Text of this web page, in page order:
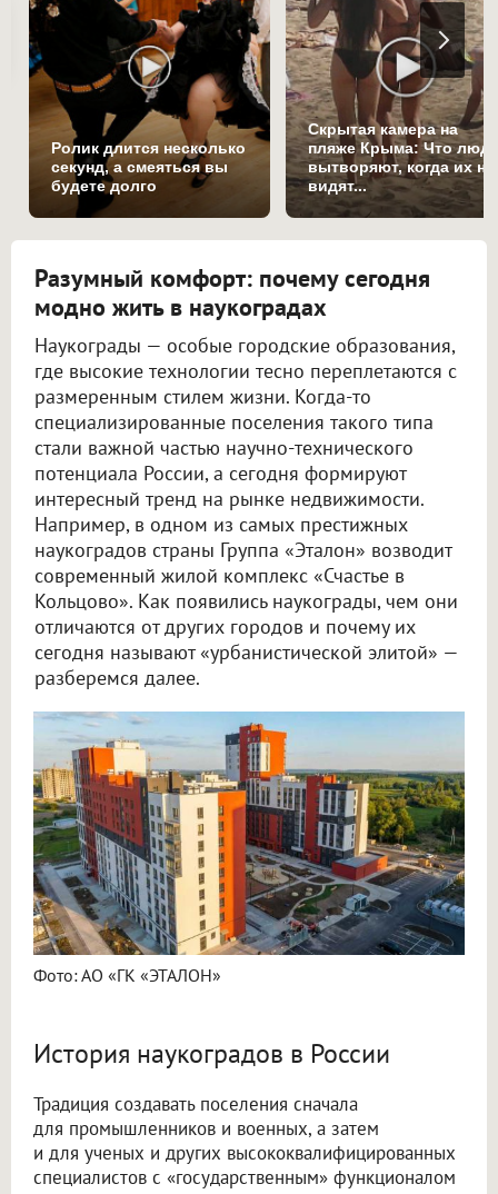
Ролик длится несколько
секунд, а смеяться вы
будете долго
Скрытая камера на
пляже Крыма: Что
вытворяют, когда их не
видят...
Разумный комфорт: почему сегодня
модно жить в наукоградах
Наукограды — особые городские образования,
где высокие технологии тесно переплетаются с
размеренным стилем жизни. Когда-то
специализированные поселения такого типа
стали важной частью научно-технического
потенциала России, а сегодня формируют
интересный тренд на рынке недвижимости.
Например, в одном из самых престижных
наукоградов страны Группа «Эталон» возводит
современный жилой комплекс «Счастье в
Кольцово». Как появились наукограды, чем они
отличаются от других городов и почему их
сегодня называют «урбанистической элитой» —
разберемся далее.
Фото: АО «ГК «ЭТАЛОН»
История наукоградов в России
Традиция создавать поселения сначала
для промышленников и военных, а затем
и для ученых и других высококвалифицированных
специалистов с «государственным» функционалом